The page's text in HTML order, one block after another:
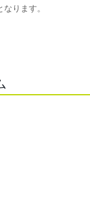
ります。